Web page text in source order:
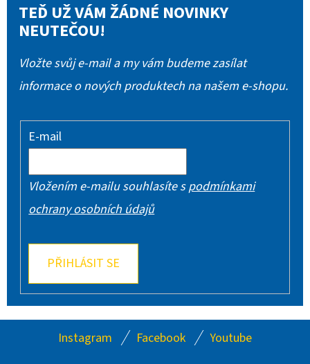
TEĎ UŽ VÁM ŽÁDNÉ NOVINKY
NEUTEČOU!
Vložte svůj e-mail a my vám budeme zasílat
informace o nových produktech na našem e-shopu.
E-mail
Vložením e-mailu souhlasíte spodmínkami
ochrany osobních údajů
PŘIHLÁSIT SE
Instagram Facebook Youtube